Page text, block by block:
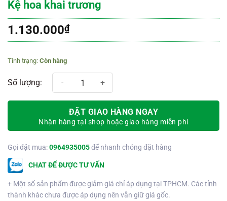
Kệ hoa khai trương
1.130.000₫
Còn hàng
Kệ hoa khai trương số lượng
ĐẶT GIAO HÀNG NGAY
Nhận hàng tại shop hoặc giao hàng miễn phí
Gọi đặt mua:0964935005để nhanh chóng đặt hàng
CHAT ĐỂ ĐƯỢC TƯ VẤN
+ Một số sản phẩm được giảm giá chỉ áp dụng tại TPHCM. Các tỉnh
thành khác chưa được áp dụng nên vẫn giữ giá gốc.